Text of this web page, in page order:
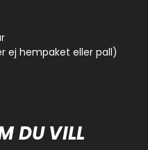
ej hempaket eller pall)
DU VILL